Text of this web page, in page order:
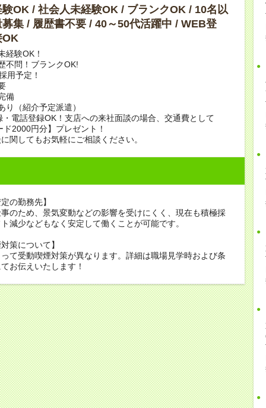
OK / 社会人未経験OK / ブランクOK / 10名以
集 / 履歴書不要 / 40～50代活躍中 / WEB登
OK
経験OK！
不問！ブランクOK!
用予定！
備
り（紹介予定派遣）
電話登録OK！支店への来社面談の場合、交通費として
ド2000円分】プレゼント！
関してもお気軽にご相談ください。
の勤務先】
のため、景気変動などの影響を受けにくく、現在も積極採
減少などもなく安定して働くことが可能です。
策について】
て受動喫煙対策が異なります。詳細は職場見学時および条
お伝えいたします！